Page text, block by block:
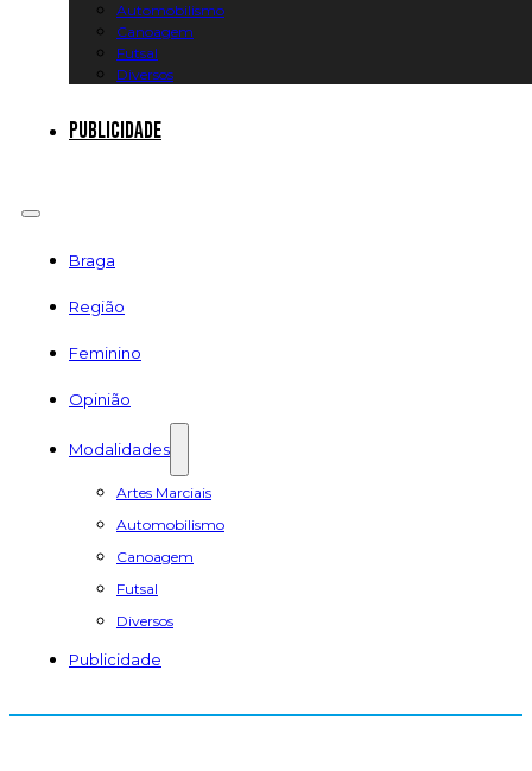
Automobilismo
Canoagem
Futsal
Diversos
Publicidade
Braga
Região
Feminino
Opinião
Modalidades
Artes Marciais
Automobilismo
Canoagem
Futsal
Diversos
Publicidade